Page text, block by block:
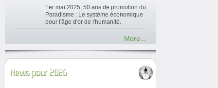
1er mai 2025, 50 ans de promotion du
Paradisme : Le système économique
pour l'âge d'or de l'humanité.
More...
News pour 2026